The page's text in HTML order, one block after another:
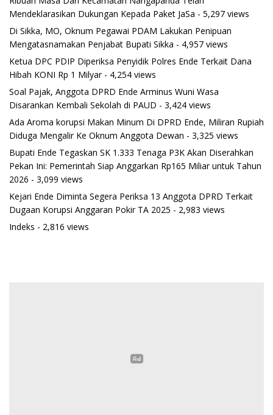
Mendeklarasikan Dukungan Kepada Paket JaSa - 5,297 views
Di Sikka, MO, Oknum Pegawai PDAM Lakukan Penipuan
Mengatasnamakan Penjabat Bupati Sikka - 4,957 views
Ketua DPC PDIP Diperiksa Penyidik Polres Ende Terkait Dana
Hibah KONI Rp 1 Milyar- 4,254 views
Soal Pajak, Anggota DPRD Ende Arminus Wuni Wasa
Disarankan Kembali Sekolah di PAUD - 3,424 views
Ada Aroma korupsi Makan Minum Di DPRD Ende, Miliran Rupiah
Diduga Mengalir Ke Oknum Anggota Dewan - 3,325 views
Bupati Ende Tegaskan SK 1.333 Tenaga P3K Akan Diserahkan
Pekan Ini: Pemerintah Siap Anggarkan Rp165 Miliar untuk Tahun
2026 - 3,099 views
Kejari Ende Diminta Segera Periksa 13 Anggota DPRD Terkait
Dugaan Korupsi Anggaran Pokir TA 2025 - 2,983 views
Indeks - 2,816 views